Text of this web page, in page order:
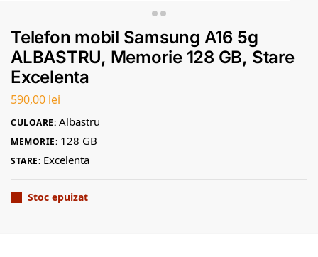
Telefon mobil Samsung A16 5g
ALBASTRU, Memorie 128 GB, Stare
Excelenta
590,00 lei
CULOARE: Albastru
MEMORIE: 128 GB
STARE: Excelenta
Stoc epuizat